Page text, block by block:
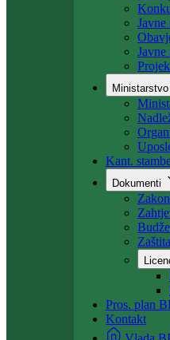
Aktuelno
Sve
Javne
Javne
Ministarstvo
Kant.
Dokumenti